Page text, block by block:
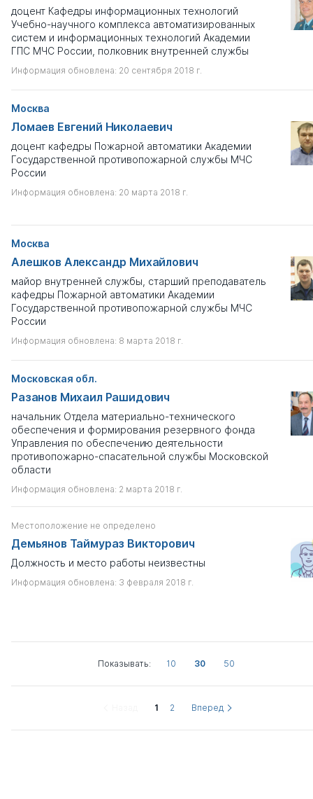
доцент Кафедры информационных технологий
Учебно-научного комплекса автоматизированных
систем и информационных технологий Академии
ГПС МЧС России, полковник внутренней службы
Информация обновлена: 20 сентября 2018 г.
Москва
Ломаев Евгений Николаевич
доцент кафедры Пожарной автоматики Академии
Государственной противопожарной службы МЧС
России
Информация обновлена: 20 марта 2018 г.
Москва
Алешков Александр Михайлович
майор внутренней службы, старший преподаватель
кафедры Пожарной автоматики Академии
Государственной противопожарной службы МЧС
России
Информация обновлена: 8 марта 2018 г.
Московская обл.
Разанов Михаил Рашидович
начальник Отдела материально-технического
обеспечения и формирования резервного фонда
Управления по обеспечению деятельности
противопожарно-спасательной службы Московской
области
Информация обновлена: 2 марта 2018 г.
Местоположение не определено
Демьянов Таймураз Викторович
Должность и место работы неизвестны
Информация обновлена: 3 февраля 2018 г.
Показывать: 10 30 50
1 2 Вперед